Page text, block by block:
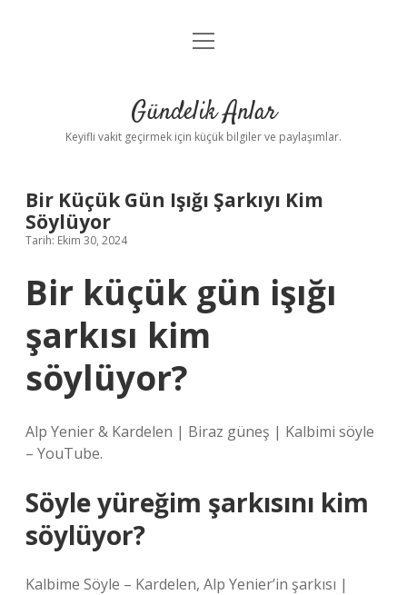
Anasayfa
Yasal Uyarı
menüyü
Gündelik Anlar
Keyifli vakit geçirmek için küçük bilgiler ve paylaşımlar.
Bir Küçük Gün Işığı Şarkıyı Kim
Söylüyor
Tarih: Ekim 30, 2024
Bir küçük gün işığı
şarkısı kim
söylüyor?
Alp Yenier & Kardelen | Biraz güneş | Kalbimi söyle
– YouTube.
Söyle yüreğim şarkısını kim
söylüyor?
Kalbime Söyle – Kardelen, Alp Yenier’in şarkısı |